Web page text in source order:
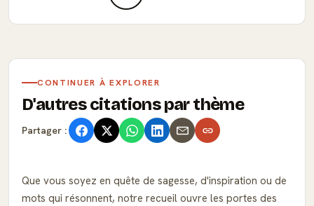
CONTINUER À EXPLORER
D'autres citations par thème
Partager :
Que vous soyez en quête de sagesse, d'inspiration ou de
mots qui résonnent, notre recueil ouvre les portes des